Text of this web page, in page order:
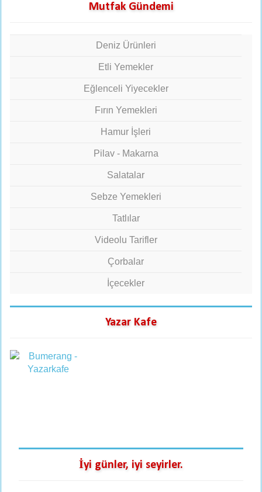
Mutfak Gündemi
Deniz Ürünleri
Etli Yemekler
Eğlenceli Yiyecekler
Fırın Yemekleri
Hamur İşleri
Pilav - Makarna
Salatalar
Sebze Yemekleri
Tatlılar
Videolu Tarifler
Çorbalar
İçecekler
Yazar Kafe
İyi günler, iyi seyirler.